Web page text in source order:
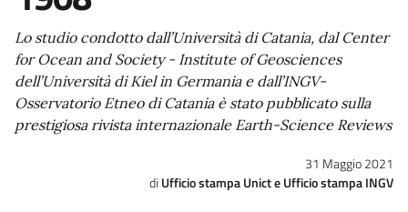
Lo studio condotto dall’Università di Catania, dal Center
for Ocean and Society - Institute of Geosciences
dell’Università di Kiel in Germania e dall’INGV-
Osservatorio Etneo di Catania è stato pubblicato sulla
prestigiosa rivista internazionale Earth-Science Reviews
31 Maggio 2021
Ufficio stampa Unict e Ufficio stampa INGV